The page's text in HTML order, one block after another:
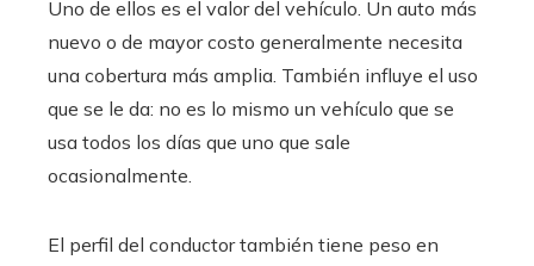
Uno de ellos es el valor del vehículo. Un auto más
nuevo o de mayor costo generalmente necesita
una cobertura más amplia. También influye el uso
que se le da: no es lo mismo un vehículo que se
usa todos los días que uno que sale
ocasionalmente.
El perfil del conductor también tiene peso en